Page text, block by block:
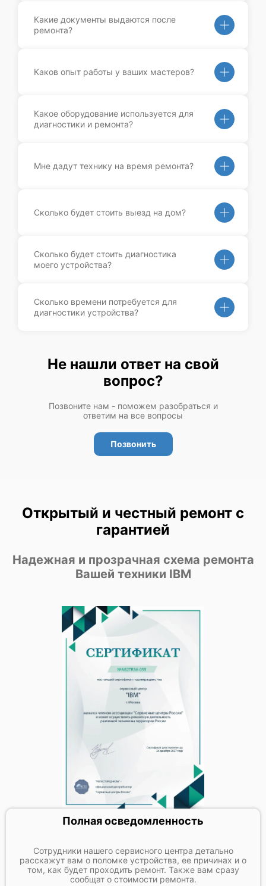
Какие документы выдаются после
ремонта?
Каков опыт работы у ваших мастеров?
Какое оборудование используется для
диагностики и ремонта?
Мне дадут технику на время ремонта?
Сколько будет стоить выезд на дом?
Сколько будет стоить диагностика
моего устройства?
Сколько времени потребуется для
диагностики устройства?
Не нашли ответ на свой
вопрос?
Позвоните нам - поможем разобраться и
ответим на все вопросы
Позвонить
Открытый и честный ремонт с
гарантией
Надежная и прозрачная схема ремонта
Вашей техники IBM
Полная осведомленность
Сотрудники нашего сервисного центра детально
расскажут вам о поломке устройства, ее причинах и о
том, как будет проходить ремонт. Также вам сразу
сообщат о стоимости ремонта.